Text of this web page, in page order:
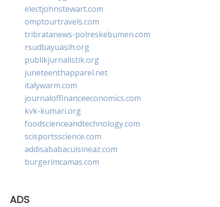
electjohnstewart.com
omptourtravels.com
tribratanews-polreskebumen.com
rsudbayuasih.org
publikjurnalistik.org
juneteenthapparel.net
italywarm.com
journaloffinanceeconomics.com
kvk-kumari.org
foodscienceandtechnology.com
scisportsscience.com
addisababacuisineaz.com
burgerimcamas.com
ADS